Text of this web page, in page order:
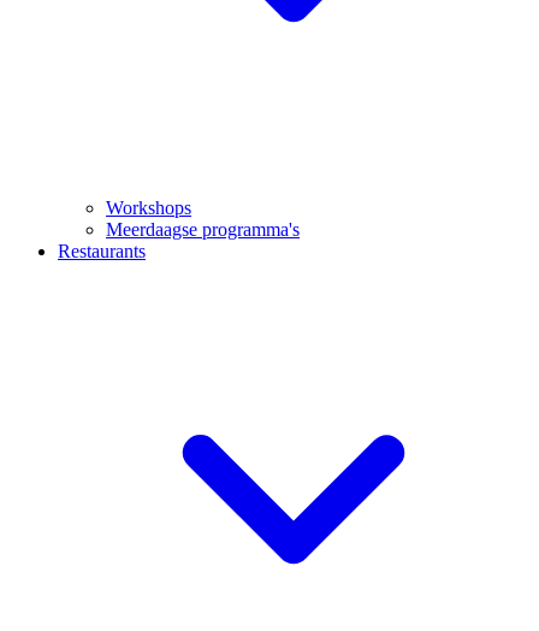
Workshops
Meerdaagse programma's
Restaurants